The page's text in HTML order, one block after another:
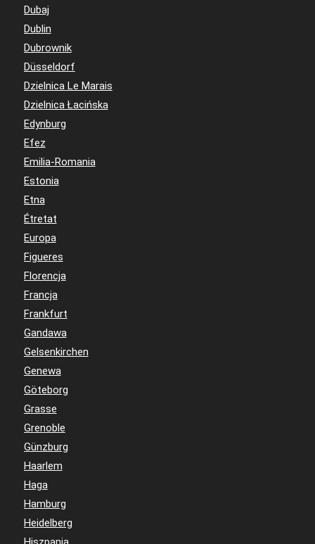
Dubaj
Dublin
Dubrownik
Düsseldorf
Dzielnica Le Marais
Dzielnica Łacińska
Edynburg
Efez
Emilia-Romania
Estonia
Etna
Étretat
Europa
Figueres
Florencja
Francja
Frankfurt
Gandawa
Gelsenkirchen
Genewa
Göteborg
Grasse
Grenoble
Günzburg
Haarlem
Haga
Hamburg
Heidelberg